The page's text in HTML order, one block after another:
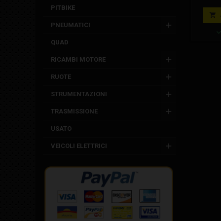
PITBIKE
PNEUMATICI
QUAD
RICAMBI MOTORE
RUOTE
STRUMENTAZIONI
TRASMISSIONE
USATO
VEICOLI ELETTRICI
Il
